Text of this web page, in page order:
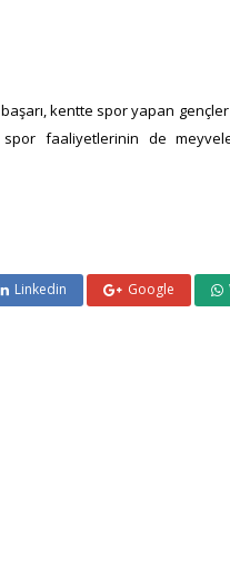
kentte spor yapan
spor faaliyetlerinin de
Linkedin Google